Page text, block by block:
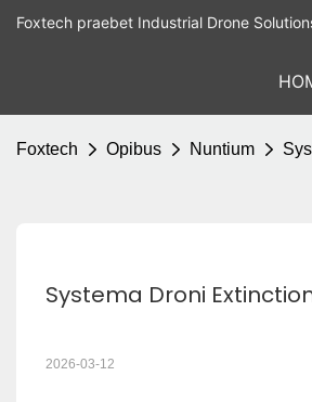
Foxtech praebet Industrial Drone
Foxtech Opibus Nuntium
Systema Droni
2026-03-12